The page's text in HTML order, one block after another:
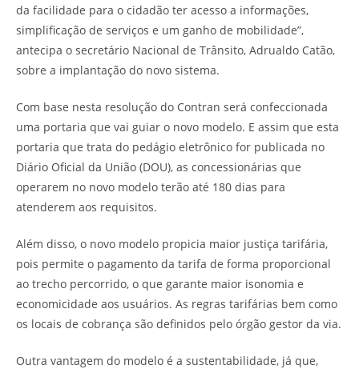
da facilidade para o cidadão ter acesso a informações,
simplificação de serviços e um ganho de mobilidade”,
antecipa o secretário Nacional de Trânsito, Adrualdo Catão,
sobre a implantação do novo sistema.
Com base nesta resolução do Contran será confeccionada
uma portaria que vai guiar o novo modelo. E assim que esta
portaria que trata do pedágio eletrônico for publicada no
Diário Oficial da União (DOU), as concessionárias que
operarem no novo modelo terão até 180 dias para
atenderem aos requisitos.
Além disso, o novo modelo propicia maior justiça tarifária,
pois permite o pagamento da tarifa de forma proporcional
ao trecho percorrido, o que garante maior isonomia e
economicidade aos usuários. As regras tarifárias bem como
os locais de cobrança são definidos pelo órgão gestor da via.
Outra vantagem do modelo é a sustentabilidade, já que,